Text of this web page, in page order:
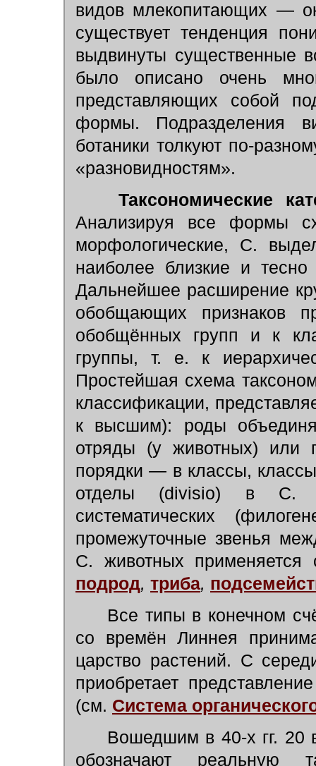
видов млекопитающих —
существует тенденция
выдвинуты существенные
было описано очень
представляющих собой
формы. Подразделения
ботаники толкуют по-
«разновидностям».
Таксономические
Анализируя все формы
морфологические, С.
наиболее близкие и
Дальнейшее расширение
обобщающих признаков
обобщённых групп и к
группы, т. е. к
Простейшая схема
классификации,
к высшим): роды
отряды (у животных) или
порядки — в классы,
отделы (divisio) в С.
систематических
промежуточные звенья
С. животных
подрод, триба,
Все типы в конечном
со времён Линнея
царство растений. С
приобретает
(см. Система
Вошедшим в 40-х гг. 20
обозначают реальную